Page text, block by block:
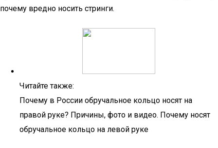
почему вредно носить стринги.
Читайте также:
Почему в России обручальное кольцо носят на
правой руке? Причины, фото и видео. Почему носят
обручальное кольцо на левой руке